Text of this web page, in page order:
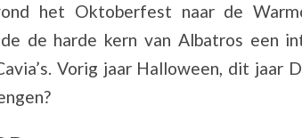
het Oktoberfest naar de
de harde kern van Albatros een
Vorig jaar Halloween, dit jaar